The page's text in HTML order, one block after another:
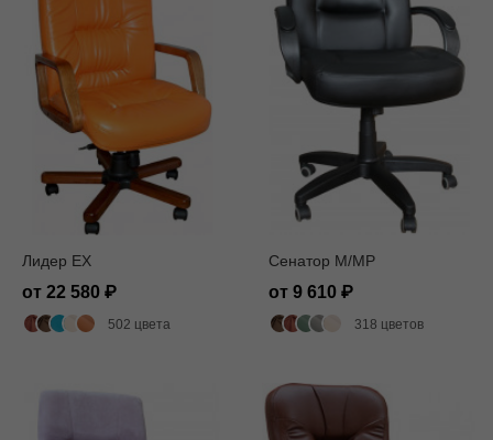
Лидер EX
от 22 580
502 цвета
Сенатор M/MP
от 9 610
318 цветов